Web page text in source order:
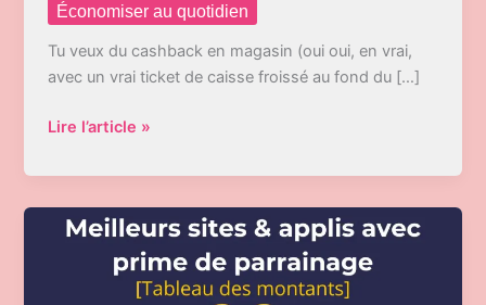
Économiser au quotidien
Tu veux du cashback en magasin (oui oui, en vrai,
avec un vrai ticket de caisse froissé au fond du […]
Cashback
magasin
/
ticket
Lire l’article »